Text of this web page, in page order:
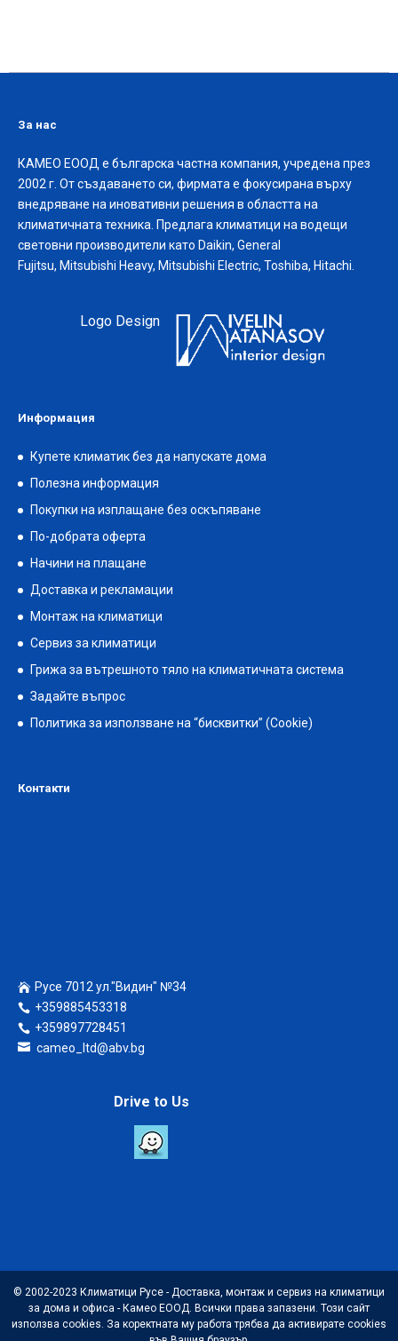
За нас
КАМЕО ЕООД е българска частна компания, учредена през
2002 г. От създаването си, фирмата е фокусирана върху
внедряване на иновативни решения в областта на
климатичната техника. Предлага климатици на водещи
световни производители като Daikin, General
Fujitsu, Mitsubishi Heavy, Mitsubishi Electric, Toshiba, Hitachi.
Logo Design
Информация
Купете климатик без да напускате дома
Полезна информация
Покупки на изплащане без оскъпяване
По-добрата оферта
Начини на плащане
Доставка и рекламации
Монтаж на климатици
Сервиз за климатици
Грижа за вътрешното тяло на климатичната система
Задайте въпрос
Политика за използване на “бисквитки” (Cookie)
Контакти
Русе 7012 ул."Видин" №34
+359885453318
+359897728451
cameo_ltd@abv.bg
Drive to Us
© 2002-2023 Климатици Русе - Доставка, монтаж и сервиз на климатици
за дома и офиса - Камео ЕООД. Всички права запазени. Този сайт
използва cookies. За коректната му работа трябва да активирате cookies